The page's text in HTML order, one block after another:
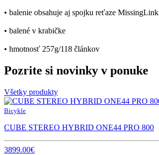
• balenie obsahuje aj spojku reťaze MissingLink
• balené v krabičke
• hmotnosť 257g/118 článkov
Pozrite si novinky v ponuke
Všetky produkty
Bicykle
CUBE STEREO HYBRID ONE44 PRO 800
3899.00€